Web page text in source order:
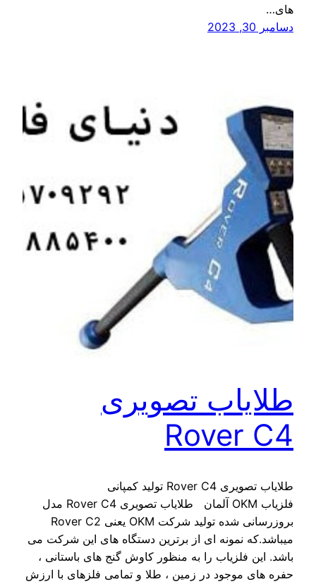
های…
دسامبر 30, 2023
طلایاب تصویری
Rover C4
طلایاب تصویری Rover C4 تولید کمپانی
فلزیاب OKM آلمان طلایاب تصویری Rover C4 مدل
بروزرسانی شده تولید شرکت OKM یعنی Rover C2
میباشد.که نمونه ای از برترین دستگاه های این شرکت می
باشد. این فلزیاب را به منظور کاوش گنج های باستانی ،
حفره های موجود در زمین ، طلا و تمامی فلزهای با ارزش